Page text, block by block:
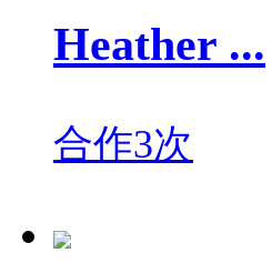
Heather ...
合作3次